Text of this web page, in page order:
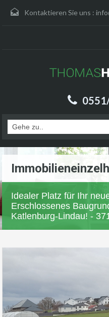
Kontaktieren Sie uns :
Idealer Platz für Ihr
Erschlossenes
Katlenburg-Lindau! -